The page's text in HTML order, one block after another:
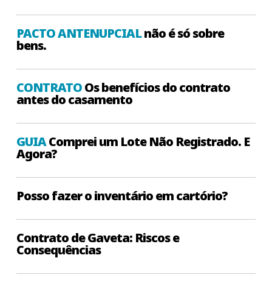
PACTO ANTENUPCIALnão é só sobre
bens.
CONTRATOOs benefícios do contrato
antes do casamento
GUIAComprei um Lote Não Registrado. E
Agora?
Posso fazer o inventário em cartório?
Contrato de Gaveta: Riscos e
Consequências